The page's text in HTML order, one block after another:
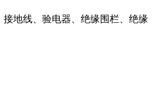
地线、验电器、绝缘围栏、绝缘